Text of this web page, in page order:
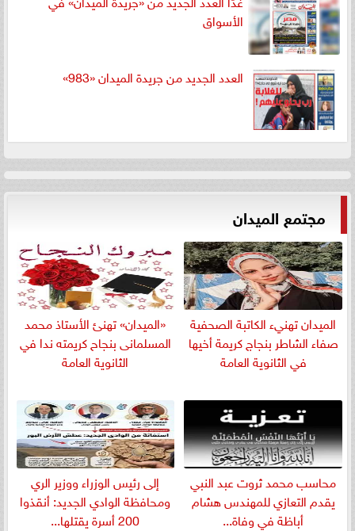
الأسواق
العدد الجديد من جريدة الميدان «983»
مجتمع الميدان
الميدان تهنيء الكاتبة الصحفية
صفاء الشاطر بنجاج كريمة أخيها
في الثانوية العامة
«الميدان» تهنئ الأستاذ محمد
المسلمانى بنجاح كريمته ندا في
الثانوية العامة
​محاسب محمد ثروت عبد النبي
يقدم التعازي للمهندس هشام
أباظة في وفاة...
إلى رئيس الوزراء ووزير الري
ومحافظة الوادي الجديد: أنقذوا
200 أسرة يقتلها...